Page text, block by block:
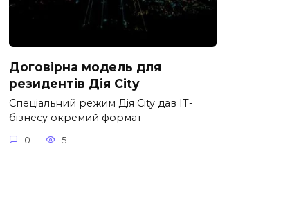
Договірна модель для
резидентів Дія City
Спеціальний режим Дія City дав IT-
бізнесу окремий формат
0 5